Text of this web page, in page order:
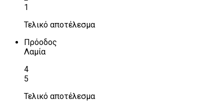
1
Τελικό αποτέλεσμα
Πρόοδος
Λαμία
4
5
Τελικό αποτέλεσμα